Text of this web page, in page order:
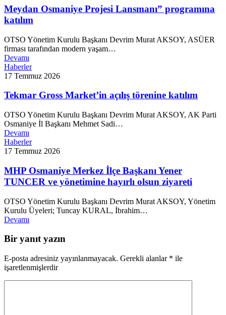
Meydan Osmaniye Projesi Lansmanı” programına
katılım
OTSO Yönetim Kurulu Başkanı Devrim Murat AKSOY, ASÜER
firması tarafından modern yaşam…
Devamı
Haberler
17 Temmuz 2026
Tekmar Gross Market’in açılış törenine katılım
OTSO Yönetim Kurulu Başkanı Devrim Murat AKSOY, AK Parti
Osmaniye İl Başkanı Mehmet Sadi…
Devamı
Haberler
17 Temmuz 2026
MHP Osmaniye Merkez İlçe Başkanı Yener
TUNCER ve yönetimine hayırlı olsun ziyareti
OTSO Yönetim Kurulu Başkanı Devrim Murat AKSOY, Yönetim
Kurulu Üyeleri; Tuncay KURAL, İbrahim…
Devamı
Bir yanıt yazın
E-posta adresiniz yayınlanmayacak. Gerekli alanlar * ile
işaretlenmişlerdir